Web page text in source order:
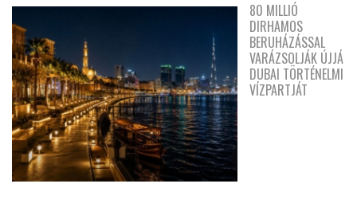
80 MILLIÓ
DIRHAMOS
BERUHÁZÁSSAL
VARÁZSOLJÁK ÚJJÁ
DUBAI TÖRTÉNELMI
VÍZPARTJÁT